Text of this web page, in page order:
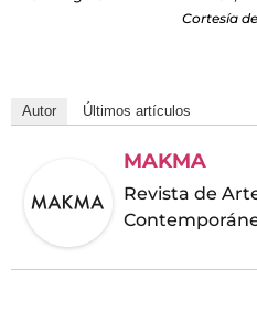
Cortesía
Autor Últimos artículos
MAKMA
Revista de